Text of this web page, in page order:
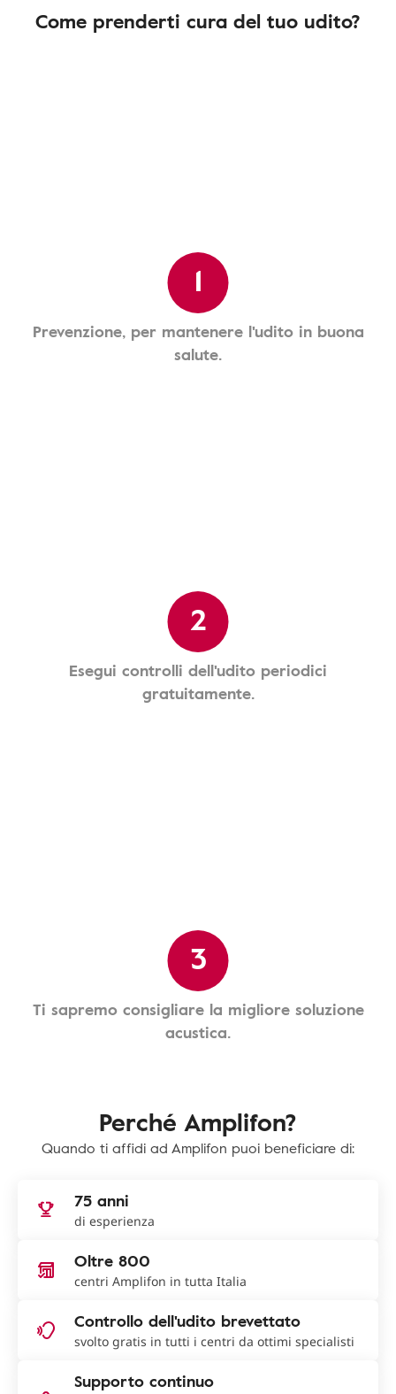
Come prenderti cura del tuo udito?
1
Prevenzione, per mantenere l'udito in buona
salute.
2
Esegui controlli dell'udito periodici
gratuitamente.
3
Ti sapremo consigliare la migliore soluzione
acustica.
Perché Amplifon?
Quando ti affidi ad Amplifon puoi beneficiare di:
75 anni
di esperienza
Oltre 800
centri Amplifon in tutta Italia
Controllo dell'udito brevettato
svolto gratis in tutti i centri da ottimi specialisti
Supporto continuo